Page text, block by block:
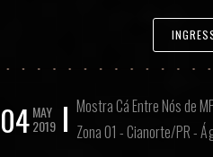
04MAY
2019
Mostra Cá Entre Nós de
Zona 01 - Cianorte/PR -